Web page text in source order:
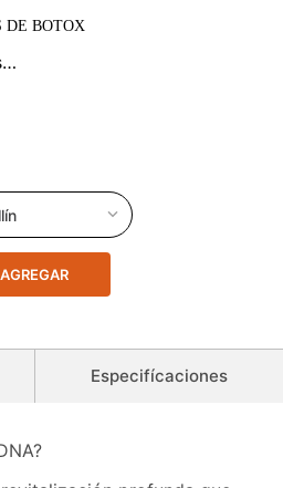
DE BOTOX
AGREGAR
Especifícaciones